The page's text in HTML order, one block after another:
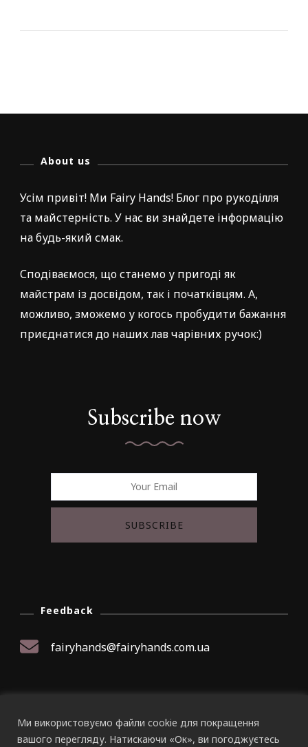
Ми використовуємо файли cookie для покращення
вашого перегляду. Натискаючи «Ок», ви погоджуєтесь
About us
Усім привіт! Ми Fairy Hands! Блог про рукоділля
та майстерність. У нас ви знайдете інформацію
на будь-який смак.
Сподіваємося, що станемо у пригоді як
майстрам із досвідом, так і початківцям. А,
можливо, зможемо у когось пробудити бажання
приєднатися до наших лав чарівних ручок:)
Subscribe now
Feedback
fairyhands@fairyhands.com.ua
© Авторське право 2026Fairy Hands. Усі права